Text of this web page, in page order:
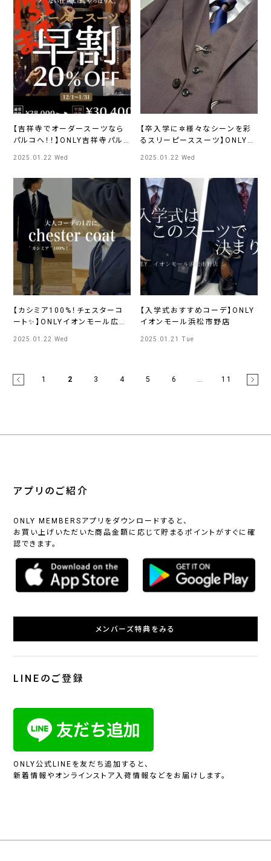
【吉祥寺でオーダースーツなら
パルコへ！！】ONLY吉祥寺パル
2025.01.22 Wed
【卒入学に✲様々なシーンを彩
るスリーピーススーツ】ONLY京
2025.01.22 Wed
【カシミア100%！チェスターコ
ート✨】ONLYイオンモール広島
2025.01.22 Wed
【入学式おすすめコーデ】ONLY
イオンモール浜松市野店
2025.01.21 Tue
1 2 3 4 5 6 … 11
アプリのご紹介
ONLY MEMBERSアプリをダウンロードすると、
お買い上げいただいた商品金額に応じて貯まるポイントがすぐに確
認できます。
メンバーズ特典をみる
LINEのご登録
ONLY公式LINEを友だち追加すると、
新着情報やオンラインストア入荷情報などをお届けします。